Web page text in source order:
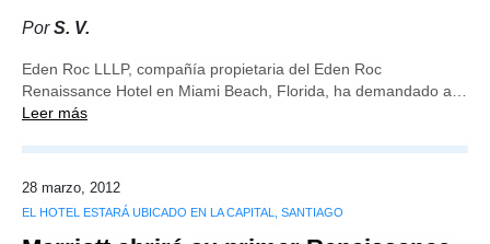
PorS. V.
Eden Roc LLLP, compañía propietaria del Eden Roc
Renaissance Hotel en Miami Beach, Florida, ha demandado a…
Leer más
28 marzo, 2012
EL HOTEL ESTARÁ UBICADO EN LA CAPITAL, SANTIAGO